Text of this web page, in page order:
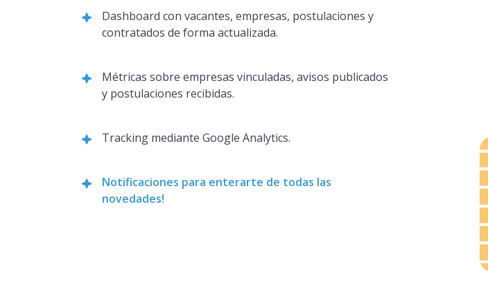
Dashboard con vacantes, empresas, postulaciones y
contratados de forma actualizada.
Métricas sobre empresas vinculadas, avisos publicados
y postulaciones recibidas.
Tracking mediante Google Analytics.
Notificaciones para enterarte de todas las
novedades!